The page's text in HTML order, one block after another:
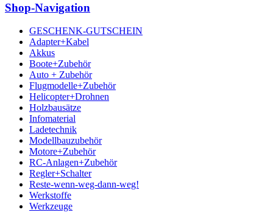
Shop-Navigation
GESCHENK-GUTSCHEIN
Adapter+Kabel
Akkus
Boote+Zubehör
Auto + Zubehör
Flugmodelle+Zubehör
Helicopter+Drohnen
Holzbausätze
Infomaterial
Ladetechnik
Modellbauzubehör
Motore+Zubehör
RC-Anlagen+Zubehör
Regler+Schalter
Reste-wenn-weg-dann-weg!
Werkstoffe
Werkzeuge